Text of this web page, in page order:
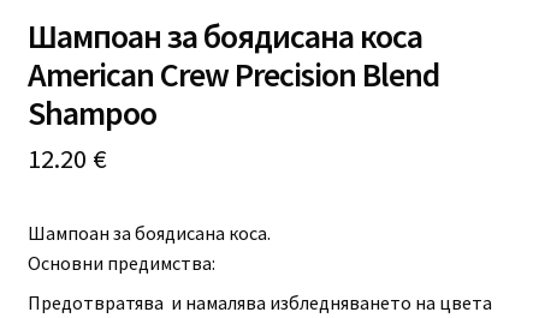
Шампоан за боядисана коса
American Crew Precision Blend
Shampoo
12.20 €
Шампоан за боядисана коса.
Основни предимства:
Предотвратява и намалява избледняването на цвета